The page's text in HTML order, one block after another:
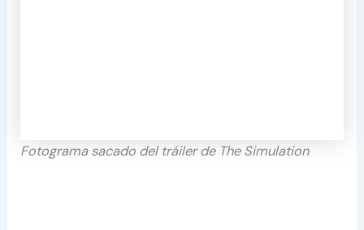
Fotograma sacado del tráiler de The Simulation